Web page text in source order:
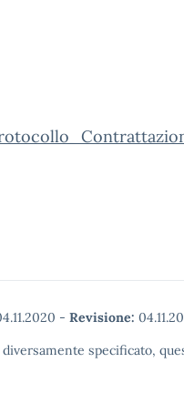
- Revisione:
specificato,